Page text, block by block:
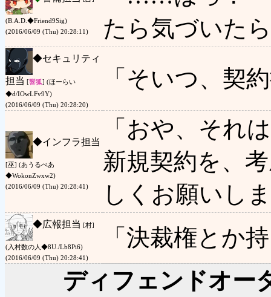
(B.A.D.◆Friend9Sig)
(2016/06/09 (Thu) 20:28:11)
たら気づいた
◆セキュリティ
担当 [響狐] (ほーらい
◆d/IOwLFv9Y)
(2016/06/09 (Thu) 20:28:20)
「そいつ、契
◆インフラ担当
[巫] (あうるべあ
◆WokonZwxw2)
(2016/06/09 (Thu) 20:28:41)
「おや、それ
新規契約を、
しくお願いし
◆広報担当 [村]
(入村数の人◆8U./Lb8Pi6)
(2016/06/09 (Thu) 20:28:41)
「決裁権とか
ディフェンドオー